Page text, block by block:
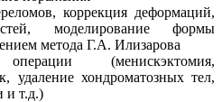
коррекция деформаций,
моделирование формы
метода Г.А. Илизарова
операции (менискэктомия,
удаление хондроматозных тел,
и т.д.)